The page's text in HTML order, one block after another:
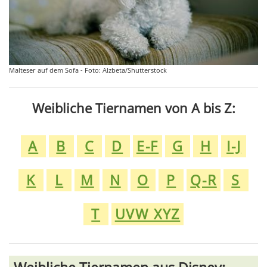
Malteser auf dem Sofa - Foto: Alzbeta/Shutterstock
Weibliche Tiernamen von A bis Z:
A B C D E-F G H
I-J
K
L M N O P Q-R
S
T
UVW XYZ